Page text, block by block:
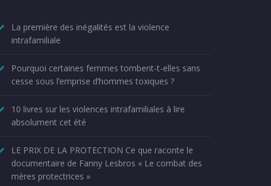
La première des inégalités est la violence
intrafamiliale
Pourquoi certaines femmes tombent-t-elles sans
cesse sous l’emprise d’hommes toxiques ?
10 livres sur les violences intrafamiliales à lire
absolument cet été
LE PRIX DE LA PROTECTION Ce que raconte le
documentaire de Fanny Lesbros « Le combat des
mères protectrices »